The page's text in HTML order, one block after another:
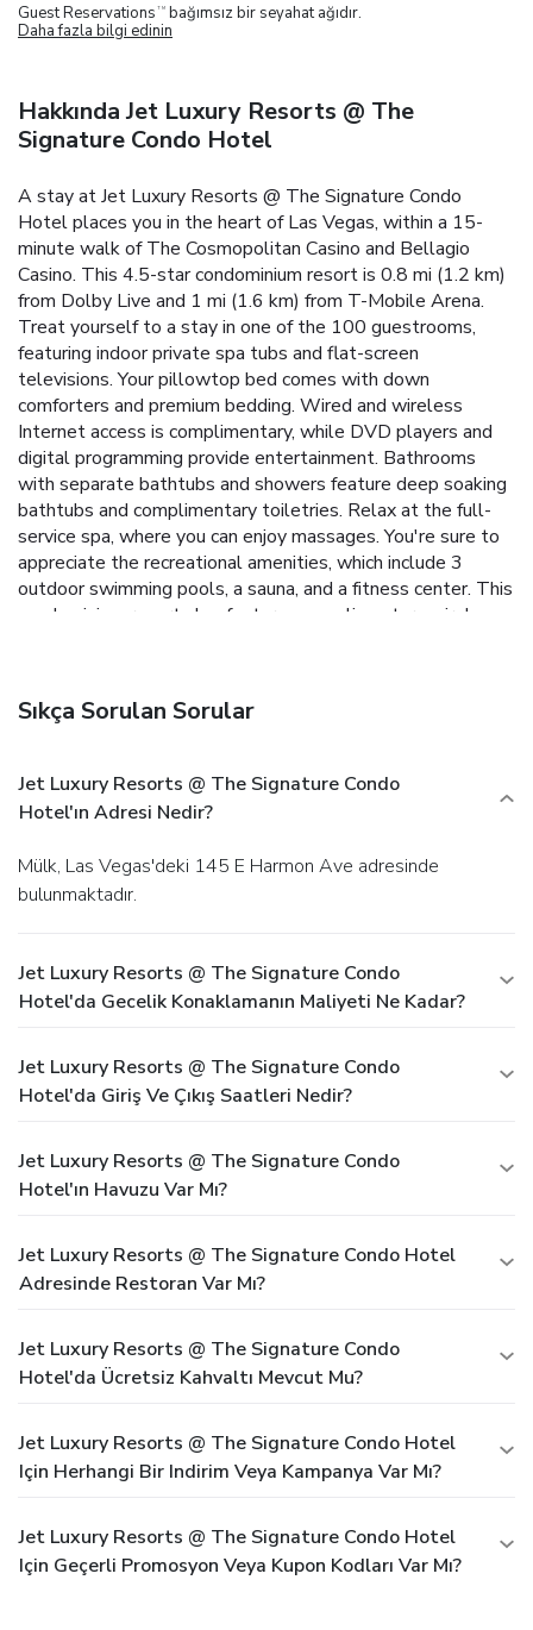
Guest Reservations TM bağımsız bir seyahat ağıdır.
Daha fazla bilgi edinin
Hakkında Jet Luxury Resorts @ The
Signature Condo Hotel
A stay at Jet Luxury Resorts @ The Signature Condo
Hotel places you in the heart of Las Vegas, within a 15-
minute walk of The Cosmopolitan Casino and Bellagio
Casino. This 4.5-star condominium resort is 0.8 mi (1.2 km)
from Dolby Live and 1 mi (1.6 km) from T-Mobile Arena.
Treat yourself to a stay in one of the 100 guestrooms,
featuring indoor private spa tubs and flat-screen
televisions. Your pillowtop bed comes with down
comforters and premium bedding. Wired and wireless
Internet access is complimentary, while DVD players and
digital programming provide entertainment. Bathrooms
with separate bathtubs and showers feature deep soaking
bathtubs and complimentary toiletries. Relax at the full-
service spa, where you can enjoy massages. You're sure to
appreciate the recreational amenities, which include 3
outdoor swimming pools, a sauna, and a fitness center. This
condominium resort also features complimentary wireless
shop/cafe. Unwind at the end of the day with a drink at the
complimentary wired Internet access, a business center,
and express check-in. Free valet parking is available onsite.
Sıkça Sorulan Sorular
Jet Luxury Resorts @ The Signature Condo
Hotel'ın Adresi Nedir?
Mülk, Las Vegas'deki 145 E Harmon Ave adresinde
bulunmaktadır.
Jet Luxury Resorts @ The Signature Condo
Hotel'da Gecelik Konaklamanın Maliyeti Ne Kadar?
Jet Luxury Resorts @ The Signature Condo
Hotel'da Giriş Ve Çıkış Saatleri Nedir?
Jet Luxury Resorts @ The Signature Condo
Hotel'ın Havuzu Var Mı?
Jet Luxury Resorts @ The Signature Condo Hotel
Adresinde Restoran Var Mı?
Jet Luxury Resorts @ The Signature Condo
Hotel'da Ücretsiz Kahvaltı Mevcut Mu?
Jet Luxury Resorts @ The Signature Condo Hotel
Için Herhangi Bir Indirim Veya Kampanya Var Mı?
Jet Luxury Resorts @ The Signature Condo Hotel
Için Geçerli Promosyon Veya Kupon Kodları Var Mı?